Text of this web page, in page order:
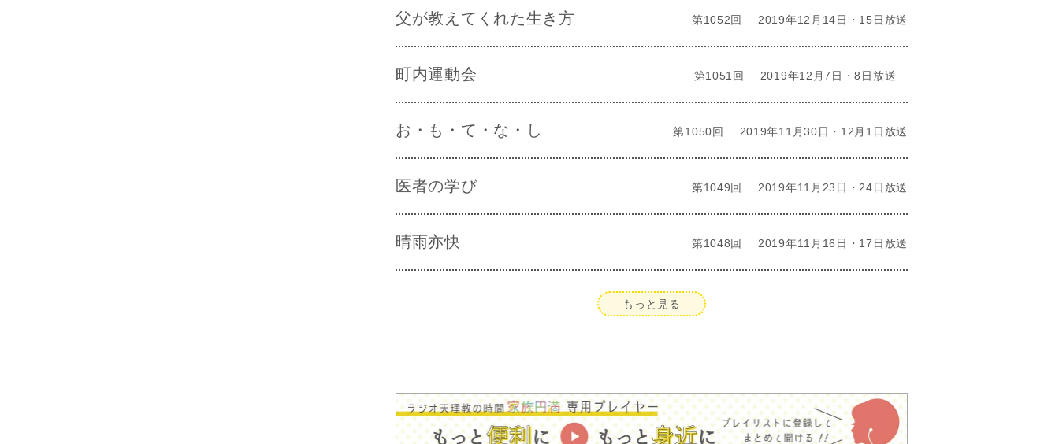
父が教えてくれた生き方 第1052回 2019年12月14日・15日放送
町内運動会 第1051回 2019年12月7日・8日放送
お・も・て・な・し 第1050回 2019年11月30日・12月1日放送
医者の学び 第1049回 2019年11月23日・24日放送
晴雨亦快 第1048回 2019年11月16日・17日放送
もっと見る